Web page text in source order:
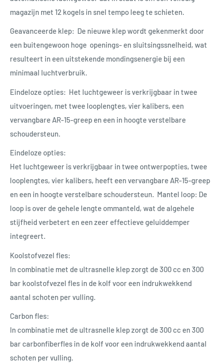
magazijn met 12 kogels in snel tempo leeg te schieten.
Geavanceerde klep: De nieuwe klep wordt gekenmerkt door
een buitengewoon hoge openings- en sluitsingssnelheid, wat
resulteert in een uitstekende mondingsenergie bij een
minimaal luchtverbruik.
Eindeloze opties: Het luchtgeweer is verkrijgbaar in twee
uitvoeringen, met twee looplengtes, vier kalibers, een
vervangbare AR-15-greep en een in hoogte verstelbare
schoudersteun.
Eindeloze opties:
Het luchtgeweer is verkrijgbaar in twee ontwerpopties, twee
looplengtes, vier kalibers, heeft een vervangbare AR-15-greep
en een in hoogte verstelbare schoudersteun. Mantel loop: De
loop is over de gehele lengte ommanteld, wat de algehele
stijfheid verbetert en een zeer effectieve geluiddemper
integreert.
Koolstofvezel fles:
In combinatie met de ultrasnelle klep zorgt de 300 cc en 300
bar koolstofvezel fles in de kolf voor een indrukwekkend
aantal schoten per vulling.
Carbon fles:
In combinatie met de ultrasnelle klep zorgt de 300 cc en 300
bar carbonfiberfles in de kolf voor een indrukwekkend aantal
schoten per vulling.